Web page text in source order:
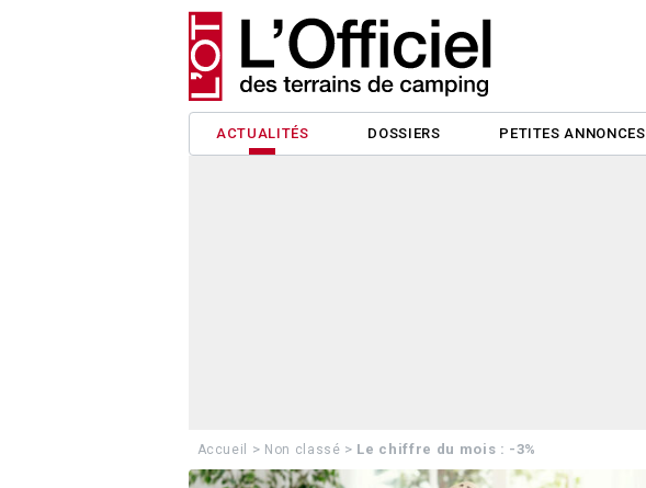
ACTUALITÉS DOSSIERS PETITES ANNONCES
Accueil > Non classé > Le chiffre du mois : -3%